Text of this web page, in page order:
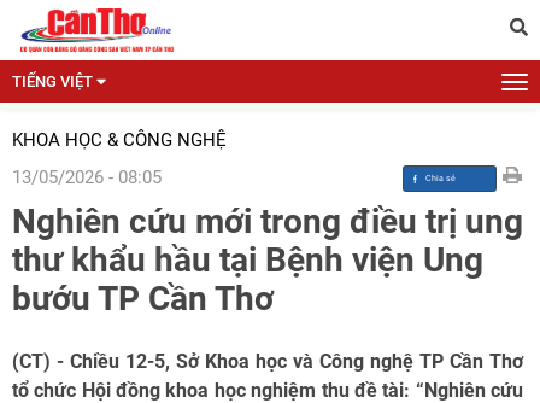
TIẾNG VIỆT
KHOA HỌC & CÔNG NGHỆ
13/05/2026 - 08:05
Nghiên cứu mới trong điều trị ung
thư khẩu hầu tại Bệnh viện Ung
bướu TP Cần Thơ
(CT) - Chiều 12-5, Sở Khoa học và Công nghệ TP Cần Thơ
tổ chức Hội đồng khoa học nghiệm thu đề tài: “Nghiên cứu